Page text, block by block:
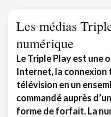
Les médias
numérique
Le Triple Play est une
Internet, la connexion
télévision en un
commandé auprès
forme de forfait. La